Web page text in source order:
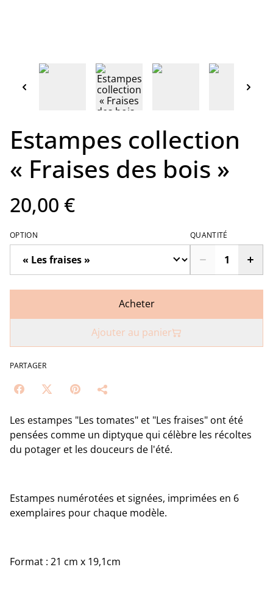
Estampes collection
« Fraises des bois »
20,00 €
OPTION QUANTITÉ
Acheter
Ajouter au panier
PARTAGER
Les estampes "Les tomates" et "Les fraises" ont été
pensées comme un diptyque qui célèbre les récoltes
du potager et les douceurs de l'été.
Estampes numérotées et signées, imprimées en 6
exemplaires pour chaque modèle.
Format : 21 cm x 19,1cm